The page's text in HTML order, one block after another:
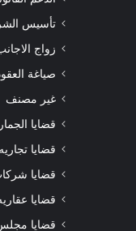
تأسيس
زواج
صياغة
غير مصنف
قضايا
قضايا تجاريه
قضايا
قضايا
قضايا